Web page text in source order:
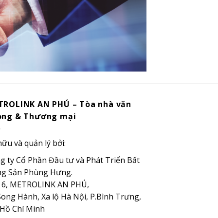
AN PHÚ – Tòa nhà văn
& Thương mại
và quản lý bởi:
ty Cổ Phần Đầu tư và Phát Triển Bất
Sản Phùng Hưng.
METROLINK AN PHÚ,
Hành, Xa lộ Hà Nội, P.Bình Trưng,
Chí Minh